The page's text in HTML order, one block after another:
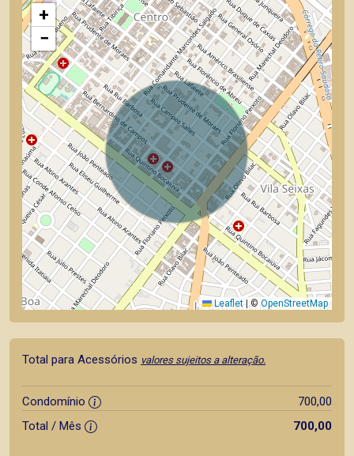
+
−
Leaflet ©OpenStreetMap
Total para Acessórios valores sujeitos a alteração.
Condomínio
700,00
Total / Mês
700,00